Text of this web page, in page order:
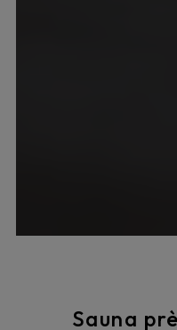
Sauna